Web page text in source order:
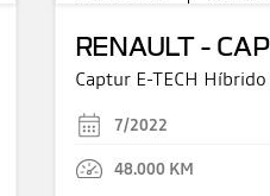
RENAULT -
7/2022
48.000 KM